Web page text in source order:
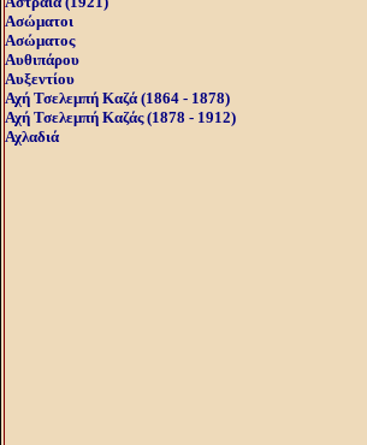
Ασώματοι
Ασώματος
Αυθιπάρου
Αυξεντίου
Αχή Τσελεμπή Καζά (1864 - 1878)
Αχή Τσελεμπή Καζάς (1878 - 1912)
Αχλαδιά